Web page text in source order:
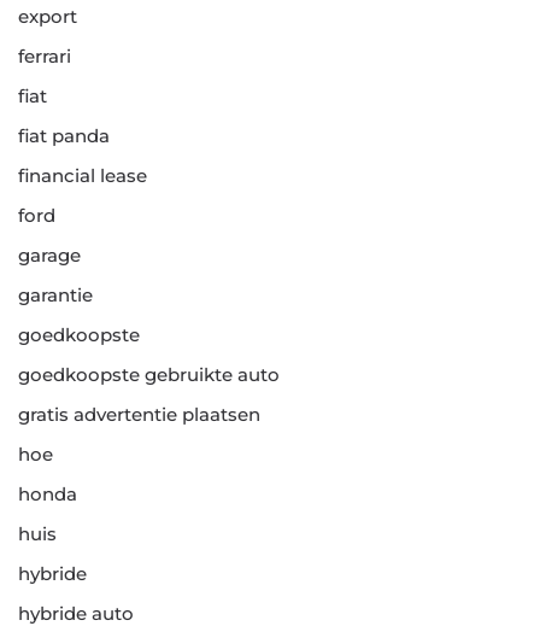
export
ferrari
fiat
fiat panda
financial lease
ford
garage
garantie
goedkoopste
goedkoopste gebruikte auto
gratis advertentie plaatsen
hoe
honda
huis
hybride
hybride auto